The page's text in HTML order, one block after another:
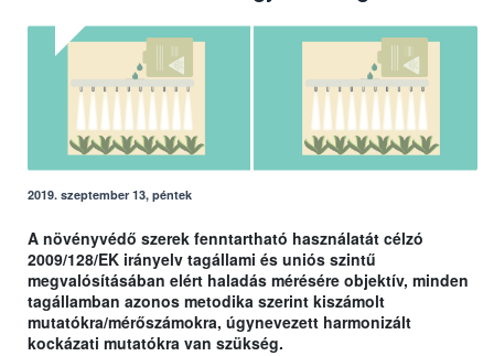
2019. szeptember 13, péntek
A növényvédő szerek fenntartható használatát célzó
2009/128/EK irányelv tagállami és uniós szintű
megvalósításában elért haladás mérésére objektív, minden
tagállamban azonos metodika szerint kiszámolt
mutatókra/mérőszámokra, úgynevezett harmonizált
kockázati mutatókra van szükség.